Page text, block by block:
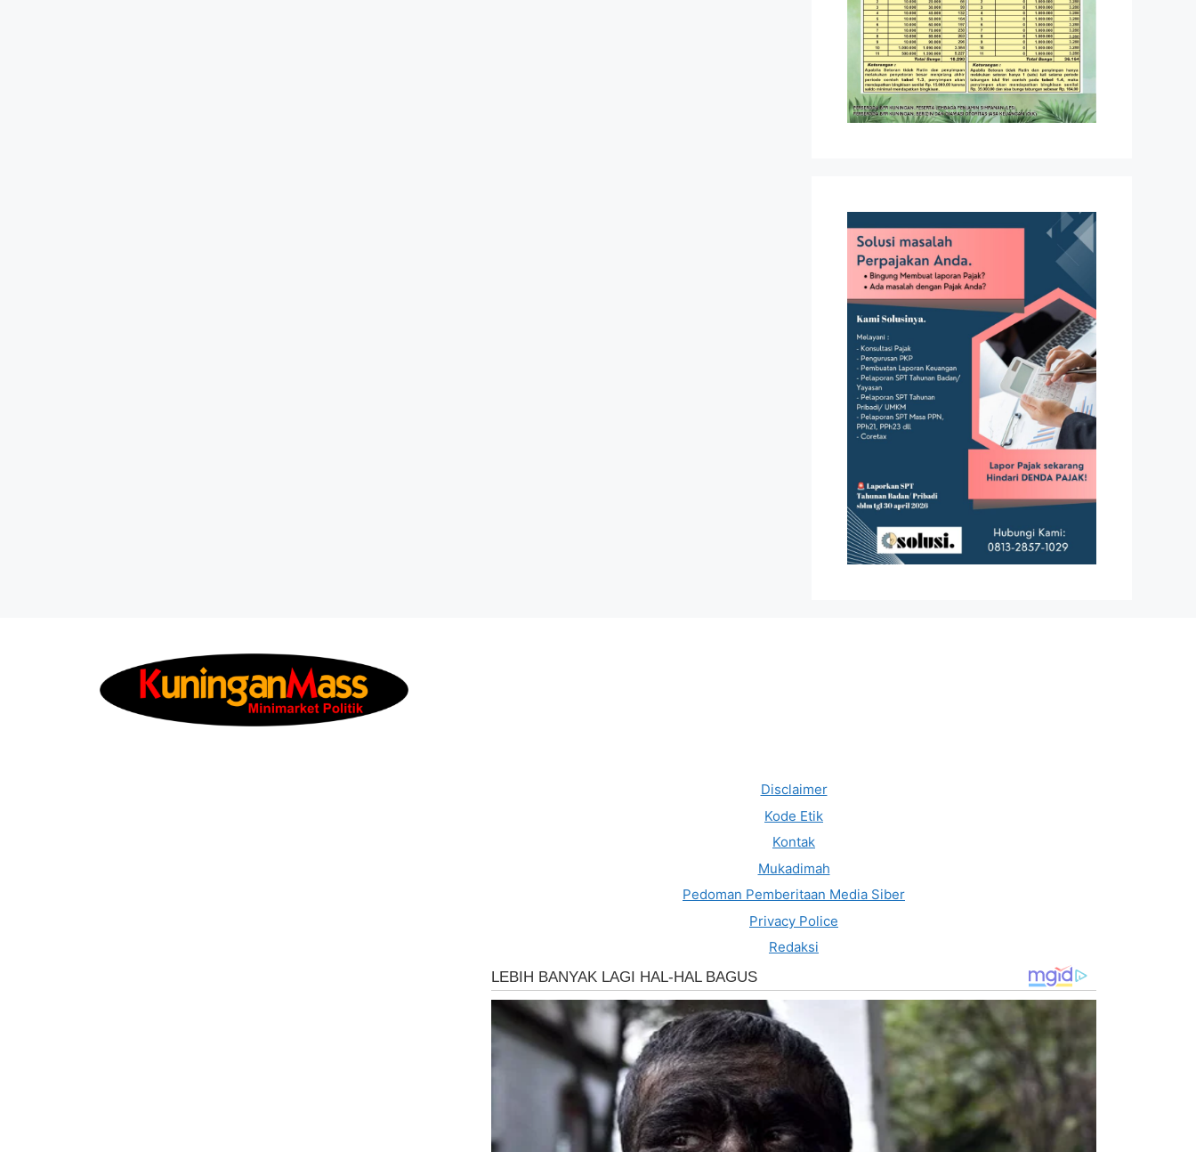
Disclaimer
Kode Etik
Kontak
Mukadimah
Pedoman Pemberitaan Media Siber
Privacy Police
Redaksi